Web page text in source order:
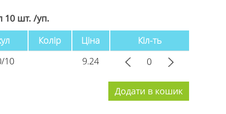
10 шт. /уп.
Колір Ціна
Кіл-ть
10 9.24